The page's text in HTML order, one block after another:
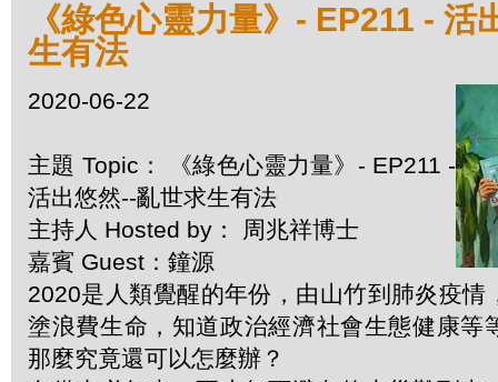
《綠色心靈力量》- EP211 - 活
生有法
2020-06-22
主題 Topic： 《綠色心靈力量》- EP211 -
活出悠然--亂世求生有法
主持人 Hosted by： 周兆祥博士
嘉賓 Guest：鐘源
2020是人類覺醒的年份，由山竹到肺炎疫情
塗浪費生命，知道政治經濟社會生態健康等
那麼究竟還可以怎麼辦？